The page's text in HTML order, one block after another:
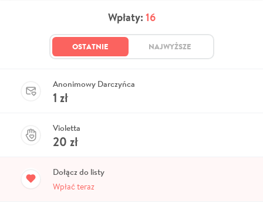
Wpłaty: 16
OSTATNIE NAJWYŻSZE
Anonimowy Darczyńca
1 zł
Violetta
20 zł
Dołącz do listy
Wpłać teraz